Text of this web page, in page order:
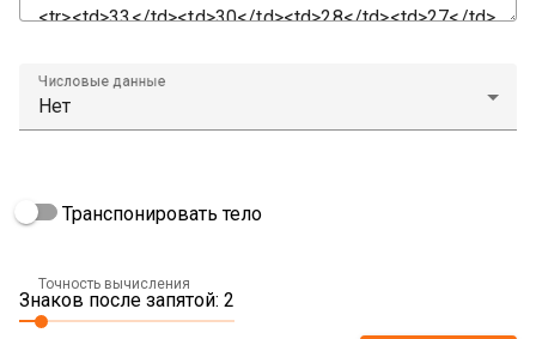
Числовые данные
Транспонировать тело
Точность вычисления
Знаков после запятой: 2